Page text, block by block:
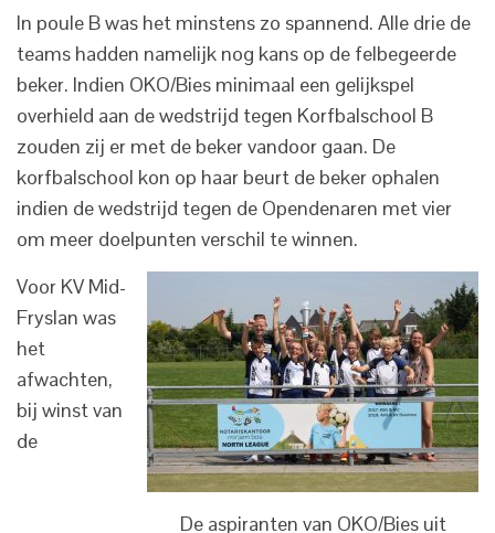
In poule B was het minstens zo spannend. Alle drie de
teams hadden namelijk nog kans op de felbegeerde
beker. Indien OKO/Bies minimaal een gelijkspel
overhield aan de wedstrijd tegen Korfbalschool B
zouden zij er met de beker vandoor gaan. De
korfbalschool kon op haar beurt de beker ophalen
indien de wedstrijd tegen de Opendenaren met vier
om meer doelpunten verschil te winnen.
De aspiranten van OKO/Bies uit
Voor KV Mid-
Fryslan was
het
afwachten,
bij winst van
de